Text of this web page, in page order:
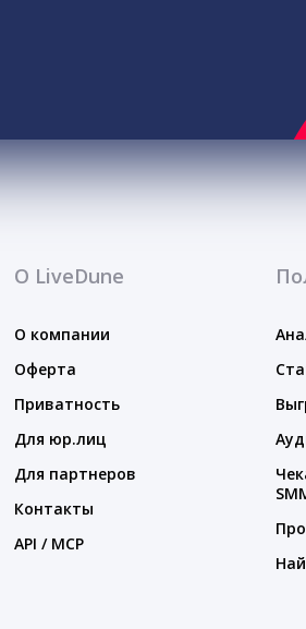
О LiveDune
О компании
Оферта
Приватность
Для юр.лиц
Для партнеров
Контакты
API / MCP